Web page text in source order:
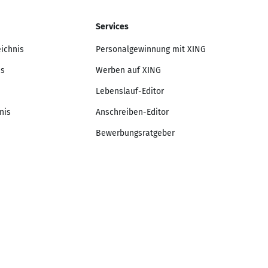
Services
Personalgewinnung mit XING
Werben auf XING
Lebenslauf-Editor
Anschreiben-Editor
Bewerbungsratgeber